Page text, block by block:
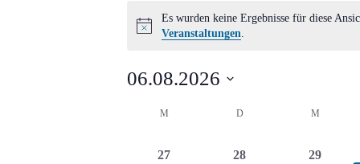
Hinweis
Es wurden keine Ergebnisse für diese
Veranstaltungen.
06.08.2026
Kalender
von
M DDIENSTAG M
0
27
0
28
0
29